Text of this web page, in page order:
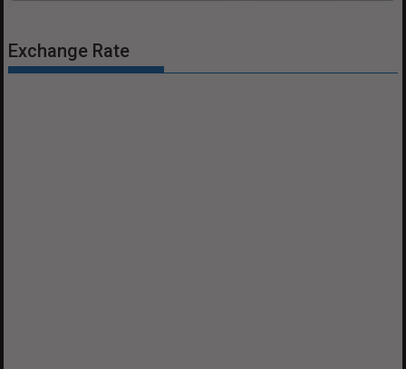
Exchange Rate